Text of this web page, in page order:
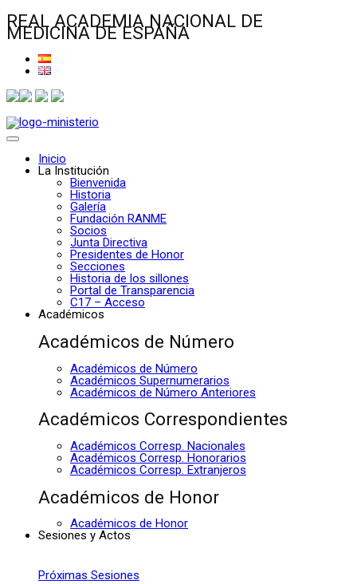
REAL ACADEMIA NACIONAL DE
MEDICINA DE ESPAÑA
Inicio
La Institución
Bienvenida
Historia
Galería
Fundación RANME
Socios
Junta Directiva
Presidentes de Honor
Secciones
Historia de los sillones
Portal de Transparencia
C17 – Acceso
Académicos
Académicos de Número
Académicos de Número
Académicos Supernumerarios
Académicos de Número Anteriores
Académicos Correspondientes
Académicos Corresp. Nacionales
Académicos Corresp. Honorarios
Académicos Corresp. Extranjeros
Académicos de Honor
Académicos de Honor
Sesiones y Actos
Próximas Sesiones